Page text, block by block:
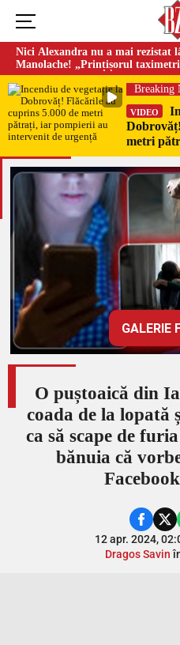
Nici Alexandra nu a mai rezistat
Manolache! „Prințișorul
doi ani de căsnicie
Breaking
VIDEO
metri
de
GALERIE
O puștoaică din
coada de la lopată
ca să scape de
bănuia că
12 apr. 2024,
Dragos Savin